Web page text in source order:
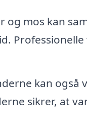
og mos kan
kan også
sikrer, at